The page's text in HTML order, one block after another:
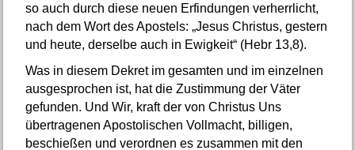
so auch durch diese neuen Erfindungen verherrlicht,
nach dem Wort des Apostels: „Jesus Christus, gestern
und heute, derselbe auch in Ewigkeit“ (Hebr 13,8).
Was in diesem Dekret im gesamten und im einzelnen
ausgesprochen ist, hat die Zustimmung der Väter
gefunden. Und Wir, kraft der von Christus Uns
übertragenen Apostolischen Vollmacht, billigen,
beschießen und verordnen es zusammen mit den